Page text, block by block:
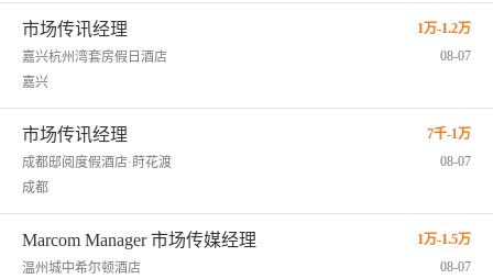
市场传讯经理
1万-1.2万
嘉兴杭州湾套房假日酒店
08-07
嘉兴
市场传讯经理
7千-1万
成都邸阅度假酒店·莳花渡
08-07
成都
Marcom Manager 市场传媒经理
1万-1.5万
温州城中希尔顿酒店
08-07